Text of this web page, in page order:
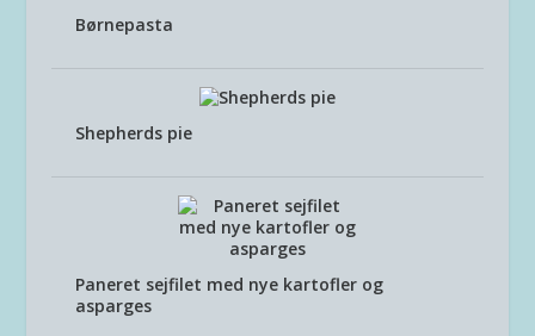
Børnepasta
Shepherds pie
Paneret sejfilet med nye kartofler og
asparges